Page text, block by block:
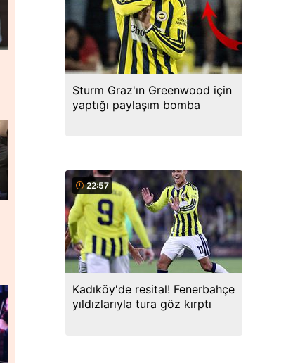
Sturm Graz'ın Greenwood için
yaptığı paylaşım bomba
22:57
Kadıköy'de resital! Fenerbahçe
yıldızlarıyla tura göz kırptı